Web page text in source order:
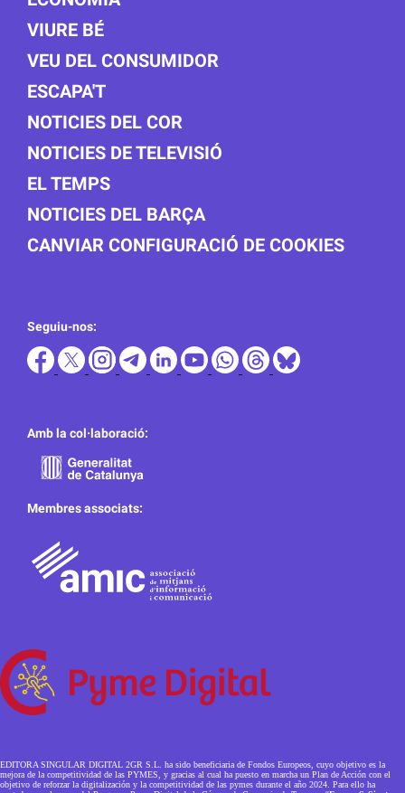
VIURE BÉ
VEU DEL CONSUMIDOR
ESCAPA'T
NOTICIES DEL COR
NOTICIES DE TELEVISIÓ
EL TEMPS
NOTICIES DEL BARÇA
CANVIAR CONFIGURACIÓ DE COOKIES
Seguiu-nos:
Amb la col·laboració:
Membres associats:
EDITORA SINGULAR DIGITAL 2GR S.L. ha sido beneficiaria de Fondos Europeos, cuyo objetivo es la
mejora de la competitividad de las PYMES, y gracias al cual ha puesto en marcha un Plan de Acción con el
objetivo de reforzar la digitalización y la competitividad de las pymes durante el año 2024. Para ello ha